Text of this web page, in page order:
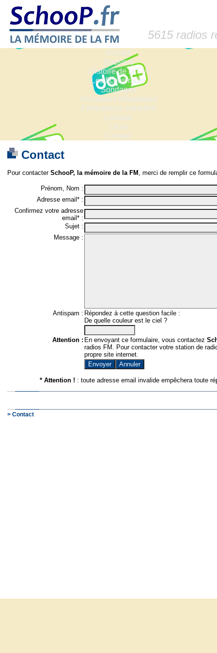
5615 radios
Accueil
Dossiers
Histoire de la FM
Les fiches radio
Sondages
Anciennes fréquences
Fréquences actuelles
Lexique
Liens
Contact
Contact
Pour contacter SchooP, la mémoire de la FM , merci de remplir ce
Prénom, Nom :
Adresse email* :
Confirmez votre adresse
email* :
Sujet :
Message :
Antispam : Répondez à cette question facile :
De quelle couleur est le ciel ?
Attention : En envoyant ce formulaire, vous contactez
radios FM. Pour contacter votre station de
propre site internet.
* Attention ! : toute adresse email invalide empêchera toute
> Contact